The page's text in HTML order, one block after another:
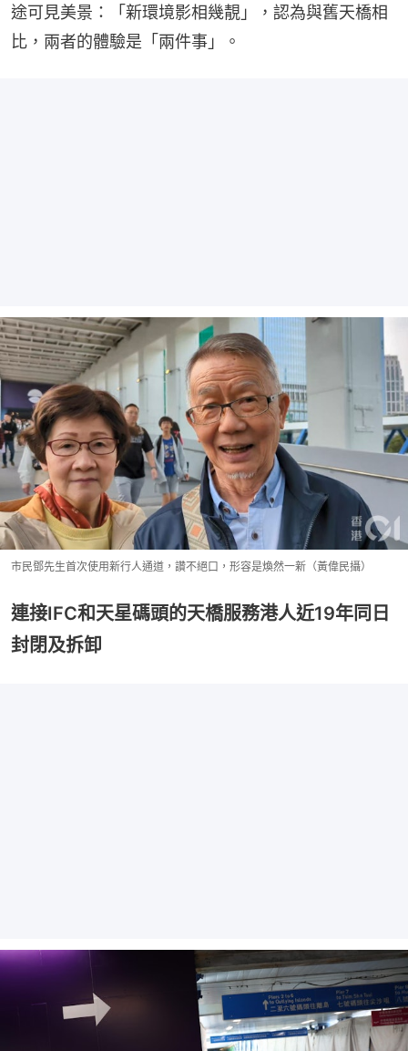
途可見美景：「新環境影相幾靚」，認為與舊天橋相
比，兩者的體驗是「兩件事」。
市民鄧先生首次使用新行人通道，讚不絕口，形容是煥然一新（黃偉民攝）
連接IFC和天星碼頭的天橋服務港人近19年同日
封閉及拆卸